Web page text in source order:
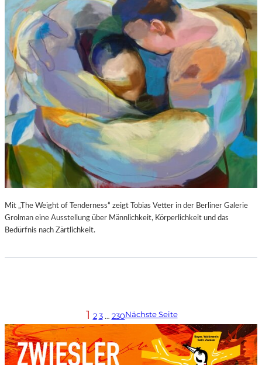
Mit „The Weight of Tenderness“ zeigt Tobias Vetter in der Berliner Galerie
Grolman eine Ausstellung über Männlichkeit, Körperlichkeit und das
Bedürfnis nach Zärtlichkeit.
1 2 3 … 230Nächste Seite